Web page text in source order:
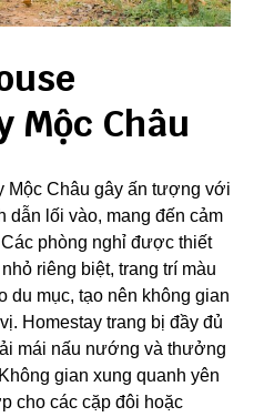
Mộc Châu
Mộc Châu gây ấn tượng với
dẫn lối vào, mang đến cảm
phòng nghỉ được thiết
riêng biệt, trang trí màu
du mục, tạo nên không gian
Homestay trang bị đầy đủ
mái nấu nướng và thưởng
gian xung quanh yên
cho các cặp đôi hoặc